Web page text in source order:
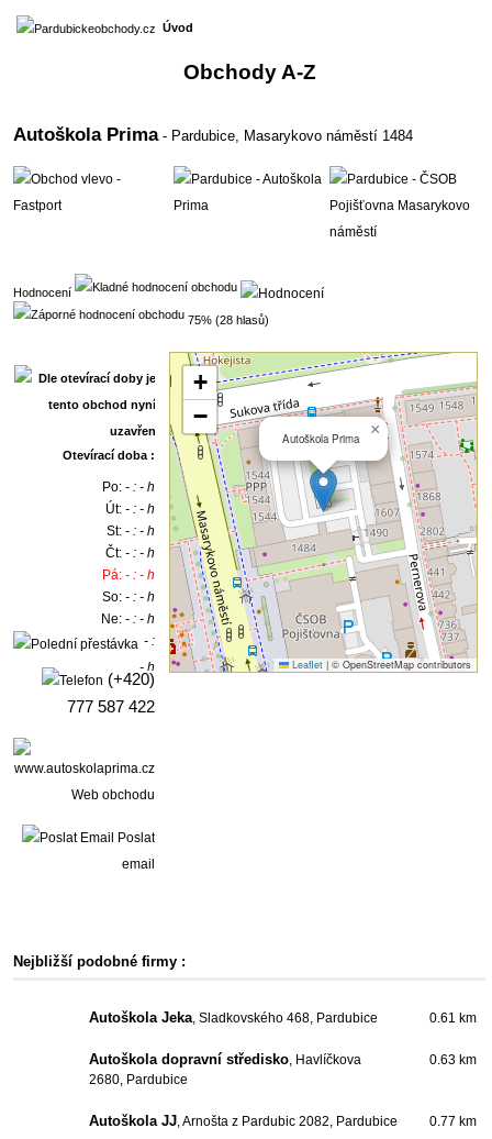
Úvod
Obchody A-Z
Autoškola Prima- Pardubice, Masarykovo náměstí 1484
Hodnocení
75% (28 hlasů)
Otevírací doba :
Po:- : - h
Út:- : - h
St:- : - h
Čt:- : - h
Pá:- : - h
So:- : - h
Ne:- : - h
- :
- h
(+420)
777 587 422
Web obchodu
Poslat
email
Autoškola Prima ×
+
−
Leaflet |© OpenStreetMap contributors
Nejbližší podobné firmy :
Autoškola Jeka, Sladkovského 468, Pardubice 0.61 km
Autoškola dopravní středisko, Havlíčkova
2680, Pardubice
0.63 km
Autoškola JJ, Arnošta z Pardubic 2082, Pardubice 0.77 km